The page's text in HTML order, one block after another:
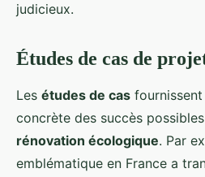
judicieux.
Études de cas de
Les études de cas
concrète des succès
rénovation écologique. Par
emblématique en France a